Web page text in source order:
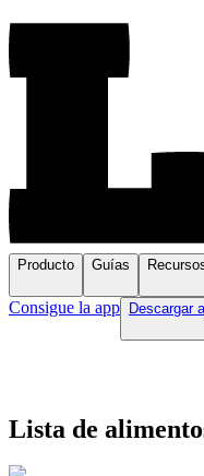
Producto Guías
Consigue la app Descargar
Lista de